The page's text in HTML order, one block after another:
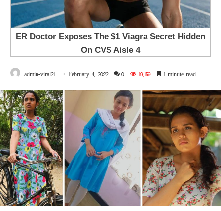
admin-viral21 February 4, 2022 0 19,159 1 minute read